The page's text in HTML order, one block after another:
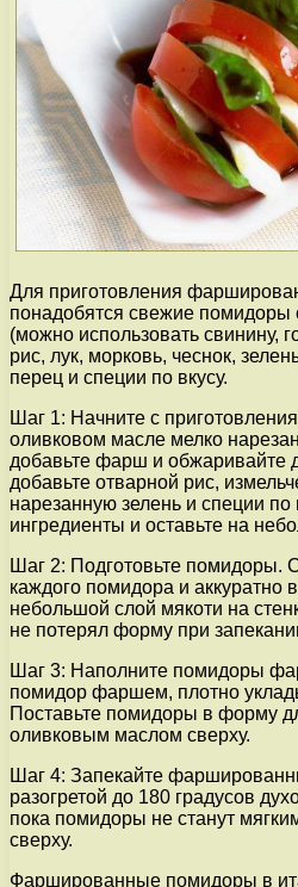
Для приготовления
понадобятся свежие
(можно использовать свинину,
рис, лук, морковь, чеснок,
перец и специи по вкусу.
Шаг 1: Начните с
оливковом масле мелко
добавьте фарш и обжаривайте
добавьте отварной рис,
нарезанную зелень и специи
ингредиенты и оставьте на
Шаг 2: Подготовьте помидоры.
каждого помидора и аккуратно
небольшой слой мякоти на
не потерял форму при
Шаг 3: Наполните помидоры
помидор фаршем, плотно
Поставьте помидоры в форму
оливковым маслом сверху.
Шаг 4: Запекайте
разогретой до 180 градусов
пока помидоры не станут
сверху.
Фаршированные помидоры в